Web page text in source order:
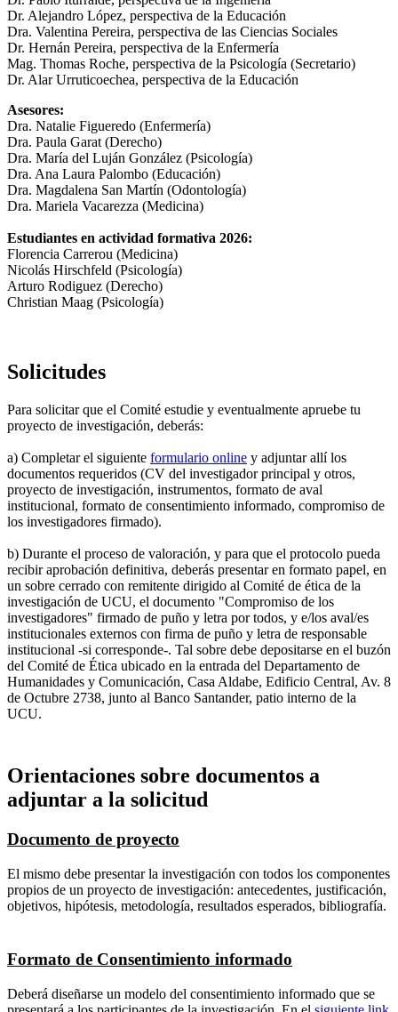
Dr. Alejandro López, perspectiva de la Educación
Dra. Valentina Pereira, perspectiva de las Ciencias Sociales
Dr. Hernán Pereira, perspectiva de la Enfermería
Mag. Thomas Roche, perspectiva de la Psicología (Secretario)
Dr. Alar Urruticoechea, perspectiva de la Educación
Asesores:
Dra. Natalie Figueredo (Enfermería)
Dra. Paula Garat (Derecho)
Dra. María del Luján González (Psicología)
Dra. Ana Laura Palombo (Educación)
Dra. Magdalena San Martín (Odontología)
Dra. Mariela Vacarezza (Medicina)
Estudiantes en actividad formativa 2026:
Florencia Carrerou (Medicina)
Nicolás Hirschfeld (Psicología)
Arturo Rodiguez (Derecho)
Christian Maag (Psicología)
Solicitudes
Para solicitar que el Comité estudie y eventualmente apruebe tu
proyecto de investigación, deberás:
a) Completar el siguiente formulario online y adjuntar allí los
documentos requeridos (CV del investigador principal y otros,
proyecto de investigación, instrumentos, formato de aval
institucional, formato de consentimiento informado, compromiso de
los investigadores firmado).
b) Durante el proceso de valoración, y para que el protocolo pueda
recibir aprobación definitiva, deberás presentar en formato papel, en
un sobre cerrado con remitente dirigido al Comité de ética de la
investigación de UCU, el documento "Compromiso de los
investigadores" firmado de puño y letra por todos, y e/los aval/es
institucionales externos con firma de puño y letra de responsable
institucional -si corresponde-. Tal sobre debe depositarse en el buzón
del Comité de Ética ubicado en la entrada del Departamento de
Humanidades y Comunicación, Casa Aldabe, Edificio Central, Av. 8
de Octubre 2738, junto al Banco Santander, patio interno de la
UCU.
Orientaciones sobre documentos a
adjuntar a la solicitud
Documento de proyecto
El mismo debe presentar la investigación con todos los componentes
propios de un proyecto de investigación: antecedentes, justificación,
objetivos, hipótesis, metodología, resultados esperados, bibliografía.
Formato de Consentimiento informado
Deberá diseñarse un modelo del consentimiento informado que se